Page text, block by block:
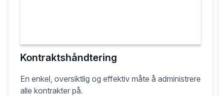
Kontraktshåndtering
En enkel, oversiktlig og effektiv måte å administrere
alle kontrakter på.